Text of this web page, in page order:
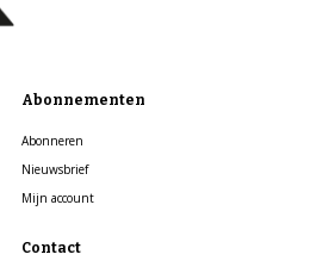
Abonnementen
Abonneren
Nieuwsbrief
Mijn account
Contact